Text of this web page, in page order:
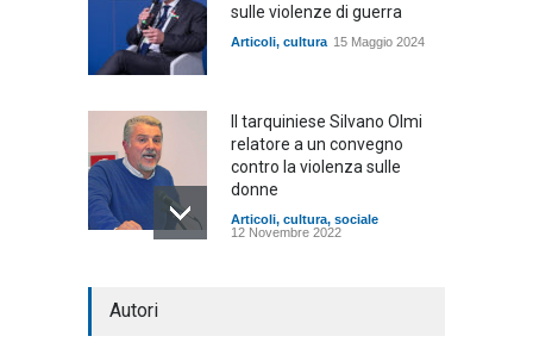
sulle violenze di guerra
Articoli, cultura 15 Maggio 2024
Il tarquiniese Silvano Olmi
relatore a un convegno
contro la violenza sulle
donne
Articoli, cultura, sociale
12 Novembre 2022
Autori